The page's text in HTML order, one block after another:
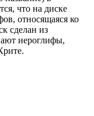
что на диске
относящаяся ко
сделан из
иероглифы,